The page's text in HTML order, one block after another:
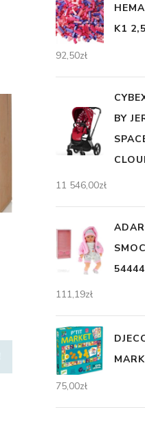
K1
92,50zł
BY
11 546,00zł
111,19zł
75,00zł